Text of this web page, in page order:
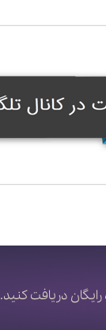
دریافت کنید.